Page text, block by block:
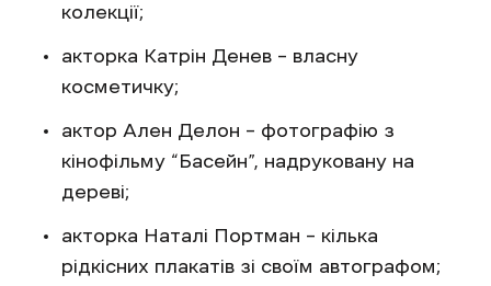
колекції;
акторка Катрін Денев – власну
косметичку;
актор Ален Делон – фотографію з
кінофільму “Басейн”, надруковану на
дереві;
акторка Наталі Портман – кілька
рідкісних плакатів зі своїм автографом;